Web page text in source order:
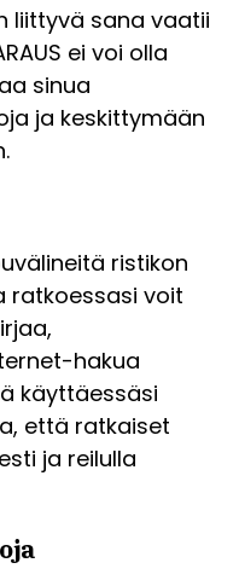
liittyvä sana vaatii
ei voi olla
sinua
ja keskittymään
ristikon
ratkoessasi voit
hakua
käyttäessäsi
että ratkaiset
ja reilulla